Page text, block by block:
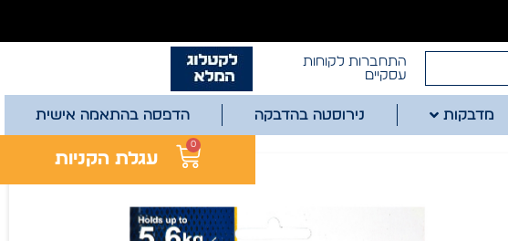
התחברות לקוחות
עסקיים
מדבקות נירוסטה בהדבקה הדפסה בהתאמה אישית
0